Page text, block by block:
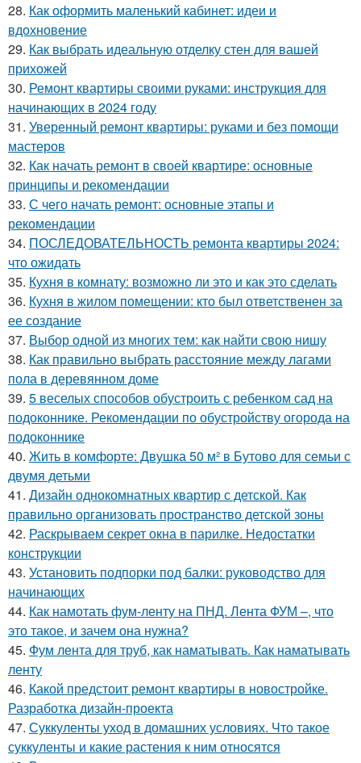
28. Как оформить маленький кабинет: идеи и
вдохновение
29. Как выбрать идеальную отделку стен для вашей
прихожей
30. Ремонт квартиры своими руками: инструкция для
начинающих в 2024 году
31. Уверенный ремонт квартиры: руками и без помощи
мастеров
32. Как начать ремонт в своей квартире: основные
принципы и рекомендации
33. С чего начать ремонт: основные этапы и
рекомендации
34. ПОСЛЕДОВАТЕЛЬНОСТЬ ремонта квартиры 2024:
что ожидать
35. Кухня в комнату: возможно ли это и как это сделать
36. Кухня в жилом помещении: кто был ответственен за
ее создание
37. Выбор одной из многих тем: как найти свою нишу
38. Как правильно выбрать расстояние между лагами
пола в деревянном доме
39. 5 веселых способов обустроить с ребенком сад на
подоконнике. Рекомендации по обустройству огорода на
подоконнике
40. Жить в комфорте: Двушка 50 м² в Бутово для семьи с
двумя детьми
41. Дизайн однокомнатных квартир с детской. Как
правильно организовать пространство детской зоны
42. Раскрываем секрет окна в парилке. Недостатки
конструкции
43. Установить подпорки под балки: руководство для
начинающих
44. Как намотать фум-ленту на ПНД. Лента ФУМ –, что
это такое, и зачем она нужна?
45. Фум лента для труб, как наматывать. Как наматывать
ленту
46. Какой предстоит ремонт квартиры в новостройке.
Разработка дизайн-проекта
47. Суккуленты уход в домашних условиях. Что такое
суккуленты и какие растения к ним относятся